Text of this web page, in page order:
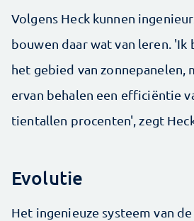
Volgens Heck kunnen
bouwen daar wat van leren. 'Ik
het gebied van zonnepanelen,
ervan behalen een efficiëntie
tientallen procenten', zegt
Evolutie
Het ingenieuze systeem van